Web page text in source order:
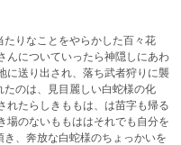
りなことをやらかした百々花
んについていったら神隠しにあわ
のは、見目麗しい白蛇様の化
、奔放な白蛇様のちょっかいを